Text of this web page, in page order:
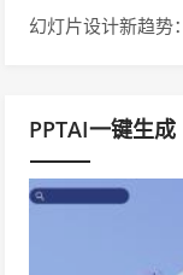
幻灯片设计新趋势
PPTAI一键生成